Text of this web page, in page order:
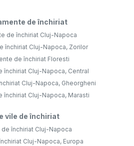
de închiriat
de închiriat Cluj-Napoca
închiriat Cluj-Napoca, Zorilor
de închiriat Floresti
închiriat Cluj-Napoca, Central
Cluj-Napoca, Gheorgheni
închiriat Cluj-Napoca, Marasti
vile de închiriat
de închiriat Cluj-Napoca
Cluj-Napoca, Europa